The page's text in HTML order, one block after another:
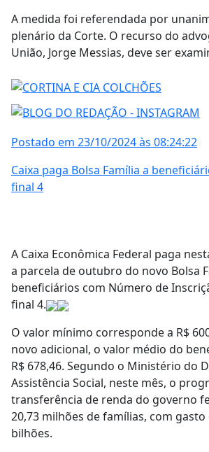
A medida foi referendada por
plenário da Corte. O recurso do
União, Jorge Messias, deve ser
Postado em 23/10/2024 às 08:24:22
Caixa paga Bolsa Família a
final 4
A Caixa Econômica Federal paga
a parcela de outubro do novo Bolsa
beneficiários com Número de
final 4.
O valor mínimo corresponde a R$
novo adicional, o valor médio do
R$ 678,46. Segundo o Ministério do
Assistência Social, neste mês, o
transferência de renda do governo
20,73 milhões de famílias, com gasto
bilhões.